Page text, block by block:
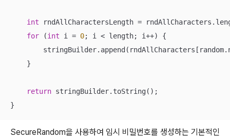
int rndAllCharactersLength =
for (int i = 0; i < length; i++) {
    }
return stringBuilder.toString();
}
SecureRandom을 사용하여 임시 비밀번호를 생성하는 기본적인